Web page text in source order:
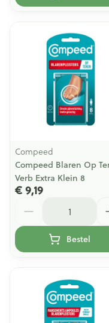
Compeed
Compeed Blaren Op
Verb Extra Klein 8
€ 9,19
Bestel